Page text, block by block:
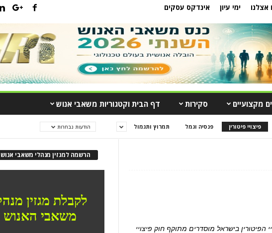
אצלנו ימי עיון אינדקס עסקים
מקצועיים סקירות דף הבית וקטגוריות משאבי אנוש
פיצויי פיטורין פנסיה וגמל תמרוץ ותגמול הודעות נבחרות
הפיטורין בישראל מוסדרים מתוקף חוק פיצויי
הרשמה למגזין מנהלי משאבי אנוש